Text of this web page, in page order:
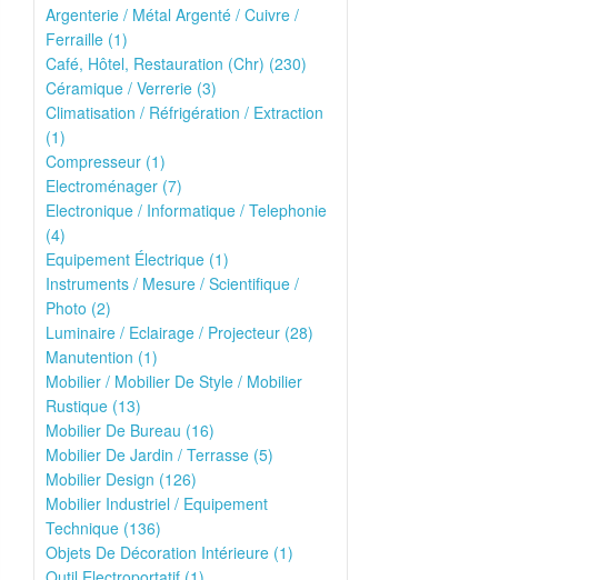
Argenterie / Métal Argenté / Cuivre /
Ferraille (1)
Café, Hôtel, Restauration (Chr) (230)
Céramique / Verrerie (3)
Climatisation / Réfrigération / Extraction
(1)
Compresseur (1)
Electroménager (7)
Electronique / Informatique / Telephonie
(4)
Equipement Électrique (1)
Instruments / Mesure / Scientifique /
Photo (2)
Luminaire / Eclairage / Projecteur (28)
Manutention (1)
Mobilier / Mobilier De Style / Mobilier
Rustique (13)
Mobilier De Bureau (16)
Mobilier De Jardin / Terrasse (5)
Mobilier Design (126)
Mobilier Industriel / Equipement
Technique (136)
Objets De Décoration Intérieure (1)